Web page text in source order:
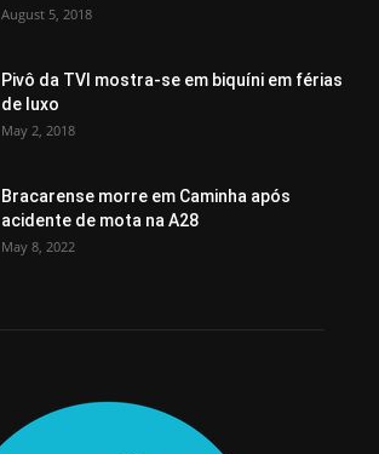
August 5, 2018
Pivô da TVI mostra-se em biquíni em férias
de luxo
May 2, 2018
Bracarense morre em Caminha após
acidente de mota na A28
May 8, 2022